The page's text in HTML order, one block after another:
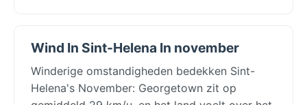
Wind In Sint-Helena In november
Winderige omstandigheden bedekken Sint-
Helena's November: Georgetown zit op